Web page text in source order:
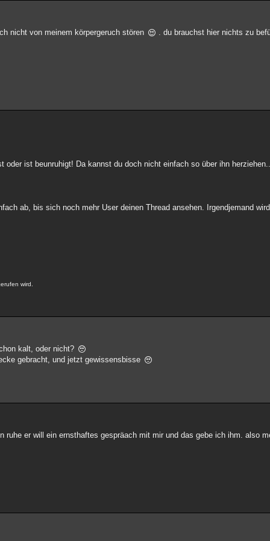
nicht von meinem körpergeruch stören . du brauchst hier nichts zu
oder ist beunruhigt! Da kannst du doch nicht einfach so über ihn
ab, bis sich noch mehr User deinen Thread ansehen. Irgendjemand
wird.
kalt, oder nicht?
gebracht, und jetzt gewissensbisse
ruhe er will ein ernsthaftes gespräach mit mir und das gebe ich ihm. also